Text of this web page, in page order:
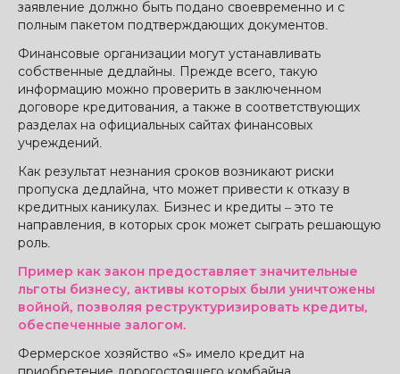
заявление должно быть подано своевременно и с
полным пакетом подтверждающих документов.
Финансовые организации могут устанавливать
собственные дедлайны. Прежде всего, такую ​​
информацию можно проверить в заключенном
договоре кредитования, а также в соответствующих
разделах на официальных сайтах финансовых
учреждений.
Как результат незнания сроков возникают риски
пропуска дедлайна, что может привести к отказу в
кредитных каникулах. Бизнес и кредиты – это те
направления, в которых срок может сыграть решающую
роль.
Пример как закон предоставляет значительные
льготы бизнесу, активы которых были уничтожены
войной, позволяя реструктуризировать кредиты,
обеспеченные залогом.
Фермерское хозяйство «S» имело кредит на